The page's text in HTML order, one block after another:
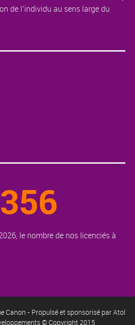
de l’individu au sens large du
356
le nombre de nos licenciés à
Canon - Propulsé et sponsorisé parAtol
© Copyright 2015